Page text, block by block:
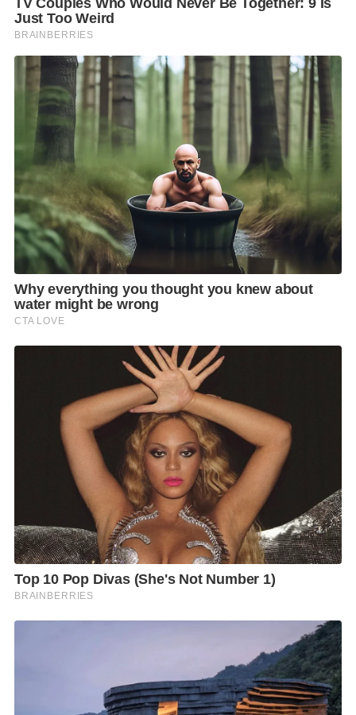
คลื่นไส้ เบื่ออาหาร
อิ่มเร็วกว่าปกติ
น้ำหนักลดโดยไม่ทราบสาเหตุ
อาเจียนเป็นเลือด หรือถ่ายอุจจาระสีดำ ซึ่งควรรีบพบ
แพทย์ทันที เนื่องจากอาจเป็นสัญญาณของเลือดออกใน
ทางเดินอาหาร
ภาวะแทรกซ้อนจากเชื้อ H. pylori ที่ควรระวัง
หากเชื้อ H. pylori อยู่ในกระเพาะอาหารเป็นเวลานาน
อาจกระตุ้นให้เยื่อบุกระเพาะอาหารเกิดการอักเสบเรื้อรัง
และเพิ่มความเสี่ยงต่อภาวะแทรกซ้อนหลายอย่าง ได้แก่
โรคกระเพาะอาหารอักเสบเรื้อรัง
ทำให้มีอาการปวดท้อง
แน่นท้อง หรือไม่สบายท้องเรื้อรัง
แผลในกระเพาะอาหารเกิดจากเยื่อบุกระเพาะอาหารถูก
แผลในลำไส้เล็กส่วนต้นทำให้ปวดท้องเรื้อรัง หรือมี
อาการเป็น ๆ หาย ๆ
เลือดออกในทางเดินอาหารอาจพบอาการอาเจียนเป็น
เลือด หรือถ่ายอุจจาระสีดำ ซึ่งควรรีบพบแพทย์
กระเพาะอาหารฝ่อการอักเสบเรื้อรังเป็นเวลานานอาจ
ทำให้เยื่อบุและต่อมภายในกระเพาะอาหารค่อย ๆ เสื่อม
สภาพลง จนไม่สามารถทำหน้าที่ได้ตามปกติ ซึ่งเป็นหนึ่ง
ในความเปลี่ยนแปลงที่อาจเพิ่มความเสี่ยงต่อมะเร็ง
กระเพาะอาหารในอนาคตได้
มะเร็งกระเพาะอาหาร
มะเร็งกระเพาะอาหาร โดยเฉพาะในผู้ที่มีการอักเสบ
เรื้อรังเป็นเวลานาน แต่ผู้ติดเชื้อส่วนใหญ่ไม่ได้พัฒนาไป
มะเร็งต่อมน้ำเหลืองชนิด MALT lymphomaเป็นภาวะที่
พบได้ไม่บ่อย แต่มีความสัมพันธ์กับการติดเชื้อ H. pylori